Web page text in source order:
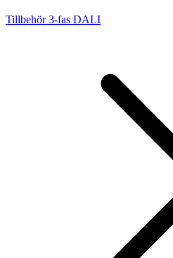
Tillbehör 3-fas DALI